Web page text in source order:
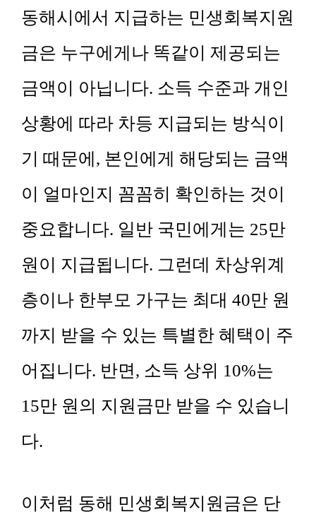
동해시에서 지급하는 민생회복지원
금은 누구에게나 똑같이 제공되는
금액이 아닙니다. 소득 수준과 개인
상황에 따라 차등 지급되는 방식이
기 때문에, 본인에게 해당되는 금액
이 얼마인지 꼼꼼히 확인하는 것이
중요합니다. 일반 국민에게는 25만
원이 지급됩니다. 그런데 차상위계
층이나 한부모 가구는 최대 40만 원
까지 받을 수 있는 특별한 혜택이 주
어집니다. 반면, 소득 상위 10%는
15만 원의 지원금만 받을 수 있습니
다.
이처럼 동해 민생회복지원금은 단